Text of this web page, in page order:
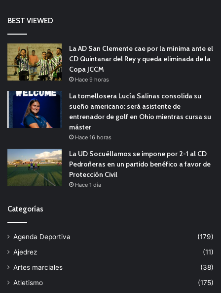
BEST VIEWED
La AD San Clemente cae por la mínima ante el
CD Quintanar del Rey y queda eliminada de la
Copa JCCM
Hace 9 horas
La tomellosera Lucía Salinas consolida su
sueño americano: será asistente de
entrenador de golf en Ohio mientras cursa su
máster
Hace 16 horas
La UD Socuéllamos se impone por 2-1 al CD
Pedroñeras en un partido benéfico a favor de
Protección Civil
Hace 1 día
Categorías
Agenda Deportiva
(179)
Ajedrez
(11)
Artes marciales
(38)
Atletismo
(175)